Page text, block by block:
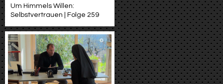
Um Himmels Willen:
Selbstvertrauen | Folge 259